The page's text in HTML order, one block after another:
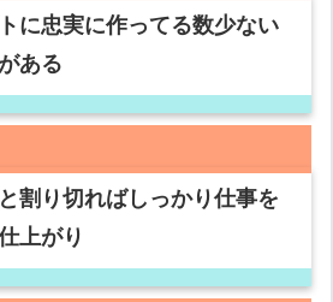
に忠実に作ってる数少ない
ある
割り切ればしっかり仕事を
上がり